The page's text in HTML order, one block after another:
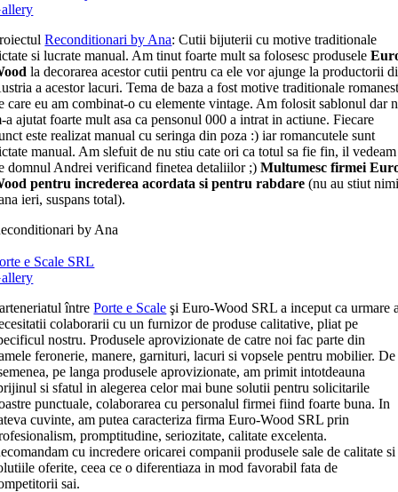
Reconditionari by Ana: Cutii bijuterii cu motive traditionale
si lucrate manual. Am tinut foarte mult sa folosesc produsele
la decorarea acestor cutii pentru ca ele vor ajunge la productorii
a acestor lacuri. Tema de baza a fost motive traditionale
care eu am combinat-o cu elemente vintage. Am folosit sablonul dar
a ajutat foarte mult asa ca pensonul 000 a intrat in actiune. Fiecare
este realizat manual cu seringa din poza :) iar romancutele sunt
manual. Am slefuit de nu stiu cate ori ca totul sa fie fin, il vedeam
domnul Andrei verificand finetea detaliilor ;)Multumesc firmei
pentru increderea acordata si pentru rabdare (nu au stiut
ieri, suspans total).
by Ana
e Scale SRL
întrePorte e Scale şi Euro-Wood SRL a inceput ca urmare
colaborarii cu un furnizor de produse calitative, pliat pe
nostru. Produsele aprovizionate de catre noi fac parte din
feronerie, manere, garnituri, lacuri si vopsele pentru mobilier. De
pe langa produsele aprovizionate, am primit intotdeauna
si sfatul in alegerea celor mai bune solutii pentru solicitarile
punctuale, colaborarea cu personalul firmei fiind foarte buna. In
cuvinte, am putea caracteriza firma Euro-Wood SRL prin
promptitudine, seriozitate, calitate excelenta.
cu incredere oricarei companii produsele sale de calitate si
oferite, ceea ce o diferentiaza in mod favorabil fata de
sai.